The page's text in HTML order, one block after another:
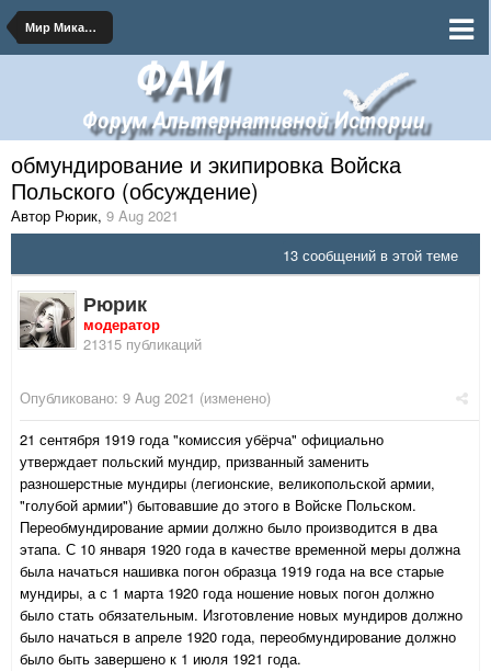
Мир Микашевичского Мира
обмундирование и экипировка Войска
Польского (обсуждение)
Автор Рюрик, 9 Aug 2021
13 сообщений в этой теме
Рюрик
модератор
21315 публикаций
Опубликовано: 9 Aug 2021 (изменено)
21 сентября 1919 года "комиссия убёрча" официально
утверждает польский мундир, призванный заменить
разношерстные мундиры (легионские, великопольской армии,
"голубой армии") бытовавшие до этого в Войске Польском.
Переобмундирование армии должно было производится в два
этапа. С 10 января 1920 года в качестве временной меры должна
была начаться нашивка погон образца 1919 года на все старые
мундиры, а с 1 марта 1920 года ношение новых погон должно
было стать обязательным. Изготовление новых мундиров должно
было начаться в апреле 1920 года, переобмундирование должно
было быть завершено к 1 июля 1921 года.